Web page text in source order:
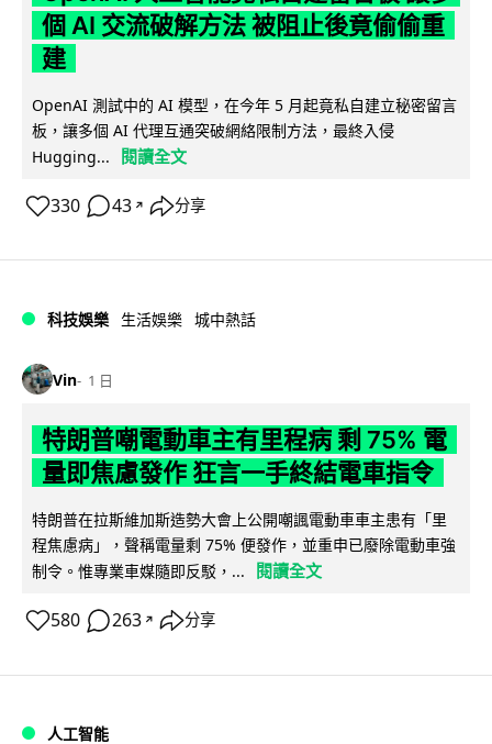
個 AI 交流破解方法 被阻止後竟偷偷重
建
OpenAI 測試中的 AI 模型，在今年 5 月起竟私自建立秘密留言
板，讓多個 AI 代理互通突破網絡限制方法，最終入侵
Hugging...
閱讀全文
330 43 ↗ 分享
科技娛樂 生活娛樂 城中熱話
Vin 1 日
特朗普嘲電動車主有里程病 剩 75% 電
量即焦慮發作 狂言一手終結電車指令
特朗普在拉斯維加斯造勢大會上公開嘲諷電動車車主患有「里
程焦慮病」，聲稱電量剩 75% 便發作，並重申已廢除電動車強
制令。惟專業車媒隨即反駁，...
閱讀全文
580 263 ↗ 分享
人工智能